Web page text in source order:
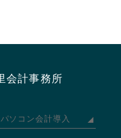
計事務所
パソコン会計導入